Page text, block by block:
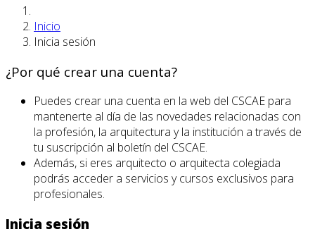
Inicio
Inicia sesión
¿Por qué crear una cuenta?
Puedes crear una cuenta en la web del CSCAE para
mantenerte al día de las novedades relacionadas con
la profesión, la arquitectura y la institución a través de
tu suscripción al boletín del CSCAE.
Además, si eres arquitecto o arquitecta colegiada
podrás acceder a servicios y cursos exclusivos para
profesionales.
Inicia sesión